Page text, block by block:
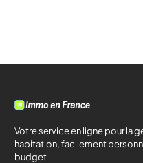
Votre service en ligne pour la
habitation, facilement
budget